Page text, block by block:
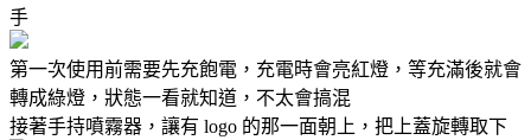
手
第一次使用前需要先充飽電，充電時會亮紅燈，等充滿後就會
轉成綠燈，狀態一看就知道，不太會搞混
接著手持噴霧器，讓有 logo 的那一面朝上，把上蓋旋轉取下